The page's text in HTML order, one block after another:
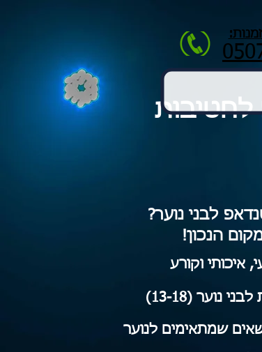
הנכון!
לבני נוער?
וקורע
שמתאימים לנוער
נוער (13-18)